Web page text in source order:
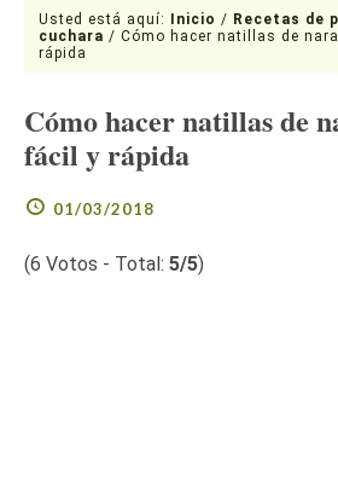
Usted está aquí: Inicio / Recetas de
cuchara / Cómo hacer natillas de
rápida
Cómo hacer natillas de
fácil y rápida
01/03/2018
(6 Votos - Total: 5/5)